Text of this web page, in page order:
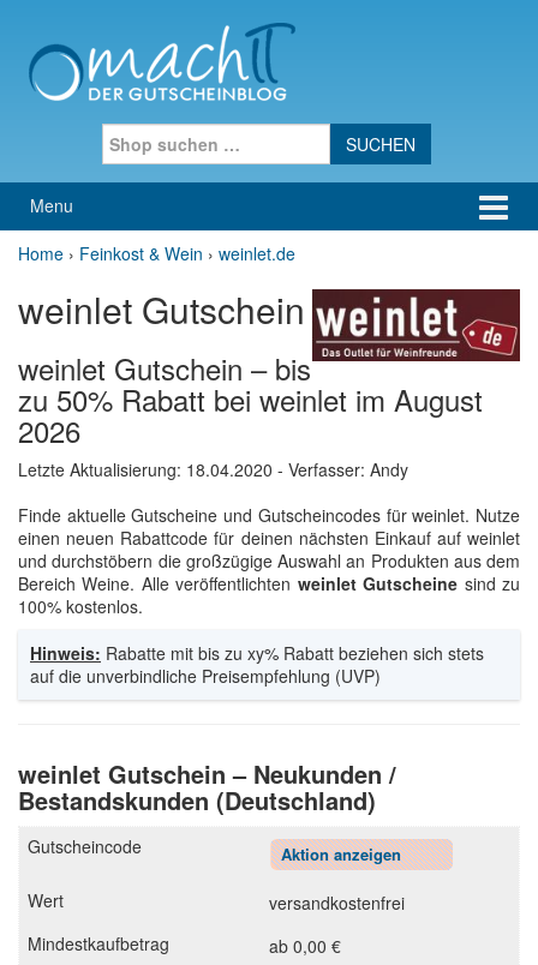
Menu
Home › Feinkost & Wein › weinlet.de
weinlet Gutschein
weinlet Gutschein – bis
zu 50% Rabatt bei weinlet im August
2026
Letzte Aktualisierung: 18.04.2020 - Verfasser: Andy
Finde aktuelle Gutscheine und Gutscheincodes für weinlet. Nutze
einen neuen Rabattcode für deinen nächsten Einkauf auf weinlet
und durchstöbern die großzügige Auswahl an Produkten aus dem
Bereich Weine. Alle veröffentlichten weinlet Gutscheine sind zu
100% kostenlos.
Hinweis: Rabatte mit bis zu xy% Rabatt beziehen sich stets
auf die unverbindliche Preisempfehlung (UVP)
weinlet Gutschein – Neukunden /
Bestandskunden (Deutschland)
Aktion anzeigen
versandkostenfrei
ab 0,00 €